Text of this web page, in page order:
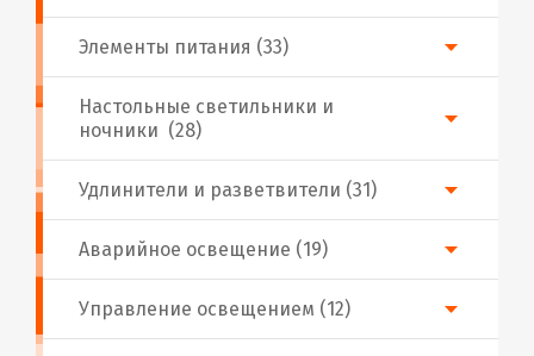
Аварийное освещение (19)
Настольные светильники и
ночники (28)
Удлинители и разветвители (31)
Управление освещением (12)
Элементы питания (33)